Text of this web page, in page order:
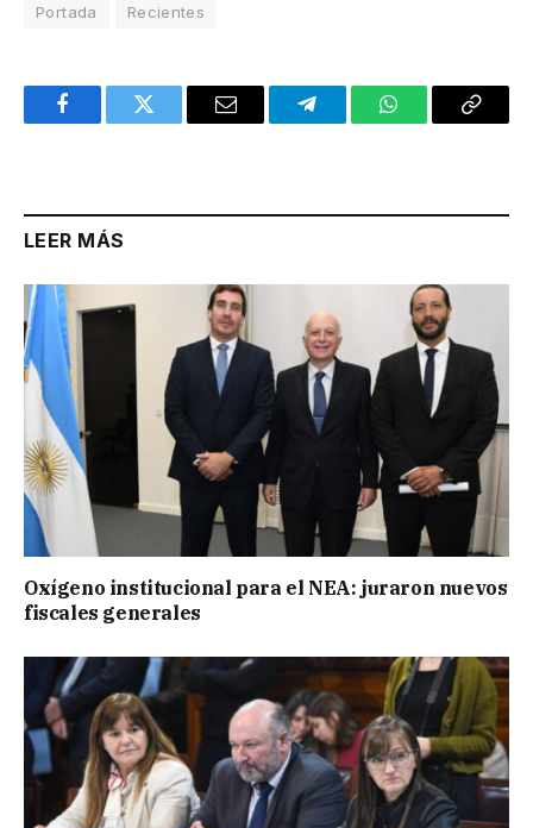
Portada Recientes
FacebookTwitter Email TelegramWhatsAppCopy
LEER MÁS
Oxígeno institucional para el NEA: juraron nuevos
fiscales generales